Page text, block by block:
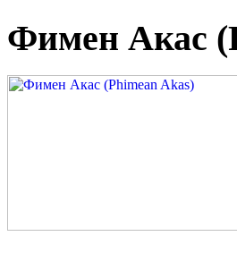
Фимен Акас